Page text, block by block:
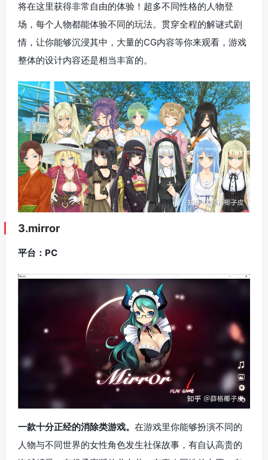
将在这里获得非常自由的体验！超多不同性格的人物登
场，每个人物都能体验不同的玩法。贯穿全程的解谜式剧
情，让你能够沉浸其中，大量的CG内容等你来观看，游戏
整体的设计内容还是相当丰富的。
3.mirror
平台：PC
一款十分正经的消除类游戏。 在游戏里你能够扮演不同的
人物与不同世界的女性角色发生社保故事，有自认高贵的